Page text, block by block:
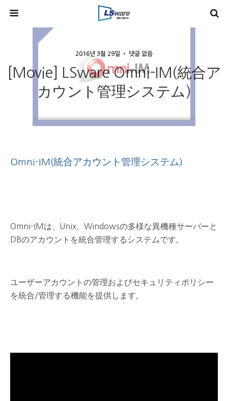
2016년 3월 29일 • 댓글 없음
[Movie] LSware Omni-IM(統合ア
カウント管理システム)
Omni-IM(統合アカウント管理システム)
Omni-IMは、Unix、Windowsの多様な異機種サーバーと
DBのアカウントを統合管理するシステムです。
ユーザーアカウントの管理およびセキュリティポリシー
を統合/管理する機能を提供します。